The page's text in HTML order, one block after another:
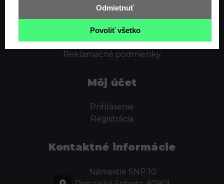
Odstúpenie od zmluvy
Cookies
Obchodné podmienky
Kontakt
Reklamačné podmienky
Môj účet
Prihlásenie
Registrácia
Kontaktné informácie
Námestie SNP 10
Odmietnuť
Povoliť všetko